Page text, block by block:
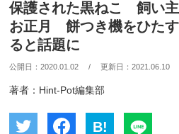
保護された黒ねこ 飼い
お正月 餅つき機をひた
ると話題に
公開日：2020.01.02 / 更新日：2021.06.10
著者：Hint-Pot編集部
B!